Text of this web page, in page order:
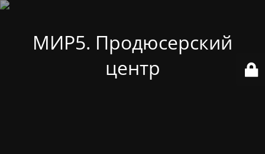
МИР5. Продюсерский
центр